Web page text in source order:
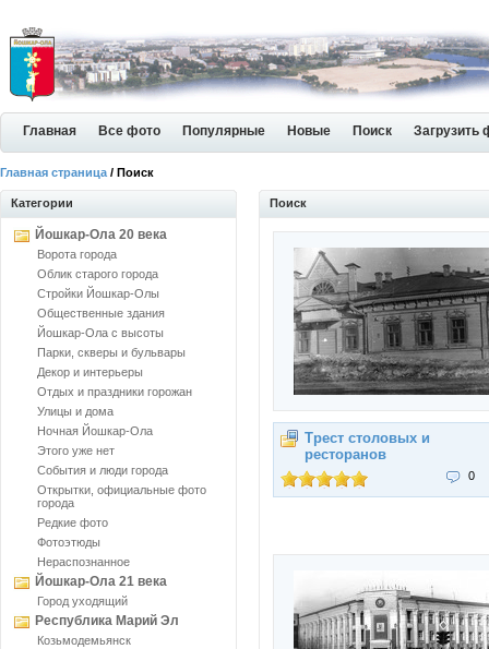
Главная Все фото Популярные Новые Поиск Загрузить
Главная страница / Поиск
Категории
Йошкар-Ола 20 века
Ворота города
Облик старого города
Стройки Йошкар-Олы
Общественные здания
Йошкар-Ола с высоты
Парки, скверы и бульвары
Декор и интерьеры
Отдых и праздники горожан
Улицы и дома
Ночная Йошкар-Ола
Этого уже нет
События и люди города
Открытки, официальные фото
города
Редкие фото
Фотоэтюды
Нераспознанное
Йошкар-Ола 21 века
Город уходящий
Республика Марий Эл
Козьмодемьянск
Поиск
Трест столовых и
ресторанов
0